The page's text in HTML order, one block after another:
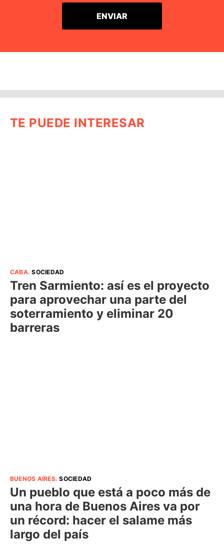
TE PUEDE INTERESAR
CABA.SOCIEDAD
Tren Sarmiento: así es el proyecto
para aprovechar una parte del
soterramiento y eliminar 20
barreras
BUENOS AIRES.SOCIEDAD
Un pueblo que está a poco más de
una hora de Buenos Aires va por
un récord: hacer el salame más
largo del país